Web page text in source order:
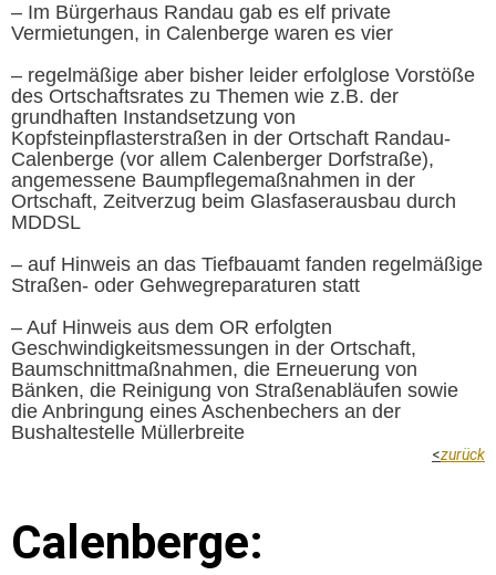
– Im Bürgerhaus Randau gab es elf private
Vermietungen, in Calenberge waren es vier
– regelmäßige aber bisher leider erfolglose Vorstöße
des Ortschaftsrates zu Themen wie z.B. der
grundhaften Instandsetzung von
Kopfsteinpflasterstraßen in der Ortschaft Randau-
Calenberge (vor allem Calenberger Dorfstraße),
angemessene Baumpflegemaßnahmen in der
Ortschaft, Zeitverzug beim Glasfaserausbau durch
MDDSL
– auf Hinweis an das Tiefbauamt fanden regelmäßige
Straßen- oder Gehwegreparaturen statt
– Auf Hinweis aus dem OR erfolgten
Geschwindigkeitsmessungen in der Ortschaft,
Baumschnittmaßnahmen, die Erneuerung von
Bänken, die Reinigung von Straßenabläufen sowie
die Anbringung eines Aschenbechers an der
Bushaltestelle Müllerbreite
<zurück
Calenberge: